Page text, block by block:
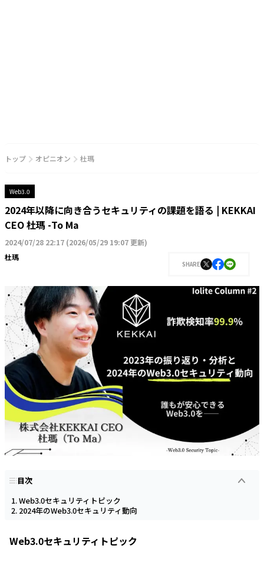
トップ オピニオン 杜瑪
Web3.0
2024年以降に向き合うセキュリティの課題を語る | KEKKAI
CEO 杜瑪 -To Ma
2024/07/28 22:17 (2026/05/29 19:07 更新)
杜瑪
SHARE
目次
Web3.0セキュリティトピック
2024年のWeb3.0セキュリティ動向
Web3.0セキュリティトピック